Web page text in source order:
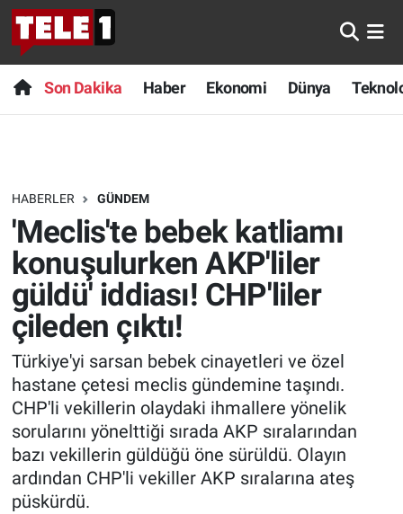
Son Dakika Haber Ekonomi Dünya
HABERLER GÜNDEM
'Meclis'te bebek katliamı
konuşulurken AKP'liler
güldü' iddiası! CHP'liler
çileden çıktı!
Türkiye'yi sarsan bebek cinayetleri ve özel
hastane çetesi meclis gündemine taşındı.
CHP'li vekillerin olaydaki ihmallere yönelik
sorularını yönelttiği sırada AKP sıralarından
bazı vekillerin güldüğü öne sürüldü. Olayın
ardından CHP'li vekiller AKP sıralarına ateş
püskürdü.
Anında Manşet
Başka Sohbetler
Bilim turu
Bilim ve Teknoloji Evreni
Doğa Konuşuyor
Dünya
Ege Saati
Ege'den Esintiler
Eğitim
Son Dakika
Haber
Dünya
Teknoloji
Sağlık
Spor
Yayın Akışı
İletişim
Nöbetçi Eczaneler
Hava Durumu
Trafik Durumu
Süper Lig Puan Durumu ve Fikstür
Tüm Manşetler
Son Dakika Haberleri
Haber Arşivi